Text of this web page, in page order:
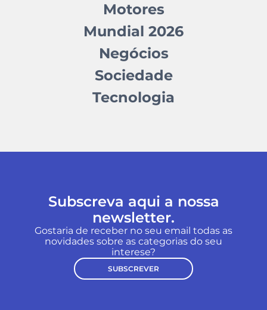
Motores
Mundial 2026
Negócios
Sociedade
Tecnologia
Subscreva aqui a nossa
newsletter.
Gostaria de receber no seu email todas as
novidades sobre as categorias do seu
interese?
SUBSCREVER